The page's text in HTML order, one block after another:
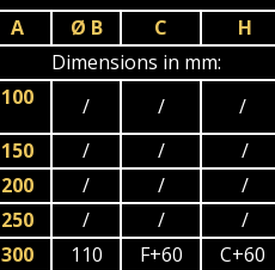
A Ø B C
H
Dimensions in mm:
100 / /
/
150
/ /
/
200
/ /
/
250
/ /
/
300
110 F+60
C+60